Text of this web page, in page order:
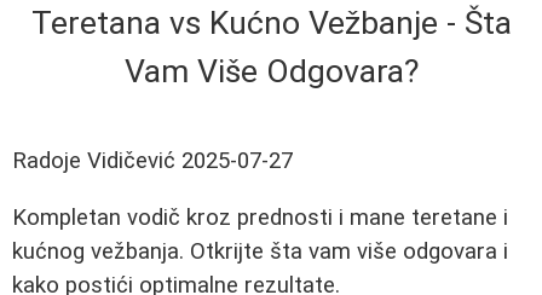
Teretana vs Kućno Vežbanje - Šta
Vam Više Odgovara?
Radoje Vidičević 2025-07-27
Kompletan vodič kroz prednosti i mane teretane i
kućnog vežbanja. Otkrijte šta vam više odgovara i
kako postići optimalne rezultate.